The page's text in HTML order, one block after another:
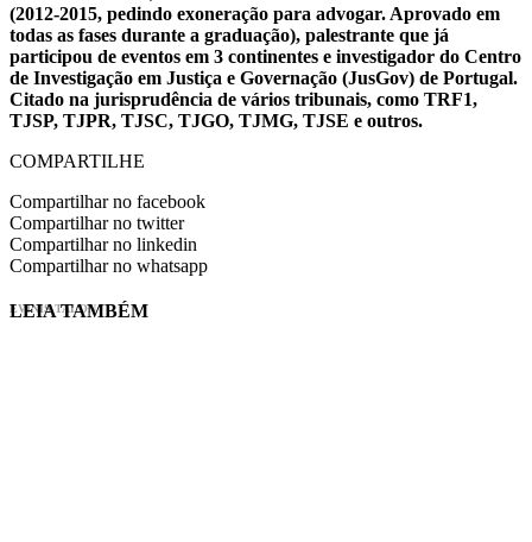
(2012-2015, pedindo exoneração para advogar. Aprovado em
todas as fases durante a graduação), palestrante que já
participou de eventos em 3 continentes e investigador do Centro
de Investigação em Justiça e Governação (JusGov) de Portugal.
Citado na jurisprudência de vários tribunais, como TRF1,
TJSP, TJPR, TJSC, TJGO, TJMG, TJSE e outros.
COMPARTILHE
Compartilhar no facebook
Compartilhar no twitter
Compartilhar no linkedin
Compartilhar no whatsapp
EVINIS TALON
LEIA TAMBÉM